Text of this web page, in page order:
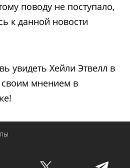
поводу не поступало,
к данной новости
увидеть Хейли Этвелл в
своим мнением в